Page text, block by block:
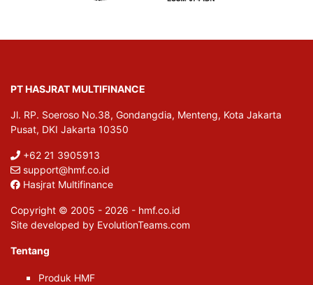
PT HASJRAT MULTIFINANCE
Jl. RP. Soeroso No.38, Gondangdia, Menteng, Kota Jakarta
Pusat, DKI Jakarta 10350
+62 21 3905913
support@hmf.co.id
Hasjrat Multifinance
Copyright © 2005 - 2026 - hmf.co.id
Site developed by EvolutionTeams.com
Tentang
Produk HMF